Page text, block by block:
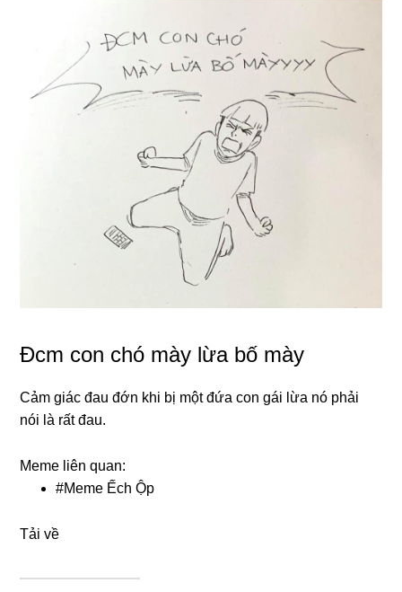
Đcm con chó mày lừa bố mày
Cảm giác đau đớn khi bị một đứa con gái lừa nó phải
nói là rất đau.
Meme liên quan:
#Meme Ếch Ộp
Tải về